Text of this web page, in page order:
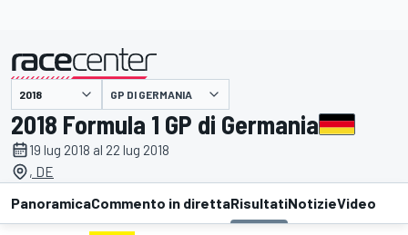
presentato da GP DI GERMANIA
2018 Formula 1 GP di Germania
19 lug 2018 al 22 lug 2018
, DE
PanoramicaCommento in direttaRisultatiNotizieVideo